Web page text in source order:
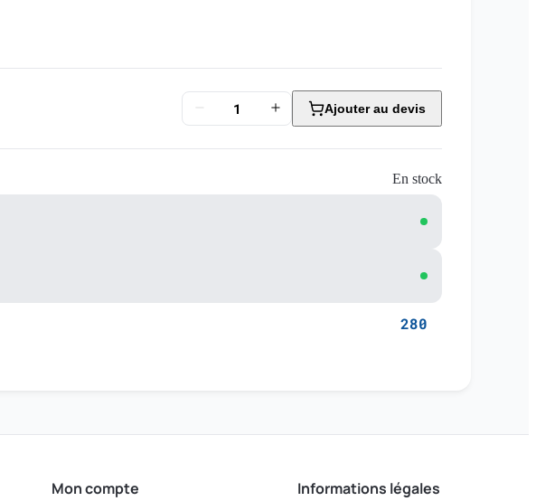
Ajouter au devis
En stock
280
Mon compte Informations légales